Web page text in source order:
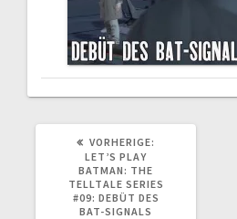
VORHERIGE:
LET’S PLAY
BATMAN: THE
TELLTALE SERIES
#09: DEBÜT DES
BAT-SIGNALS